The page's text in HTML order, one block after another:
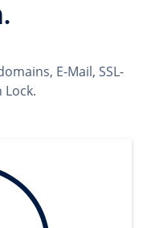
E-Mail, SSL-